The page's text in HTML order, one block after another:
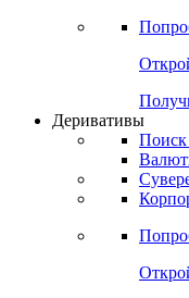
Деривативы
Поиск